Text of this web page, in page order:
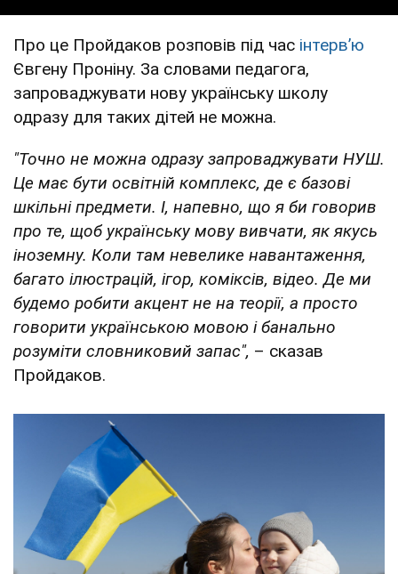
Про це Пройдаков розповів під час інтервʼю
Євгену Проніну. За словами педагога,
запроваджувати нову українську школу
одразу для таких дітей не можна.
"Точно не можна одразу запроваджувати НУШ.
Це має бути освітній комплекс, де є базові
шкільні предмети. І, напевно, що я би говорив
про те, щоб українську мову вивчати, як якусь
іноземну. Коли там невелике навантаження,
багато ілюстрацій, ігор, коміксів, відео. Де ми
будемо робити акцент не на теорії, а просто
говорити українською мовою і банально
розуміти словниковий запас", – сказав
Пройдаков.